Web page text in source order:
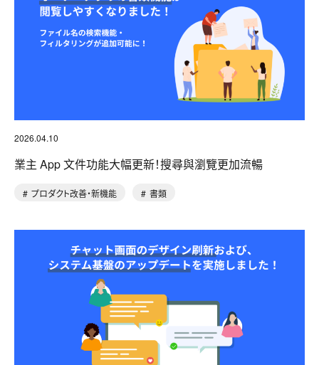
2026.04.10
業主 App 文件功能大幅更新！搜尋與瀏覽更加流暢
プロダクト改善・新機能 書類